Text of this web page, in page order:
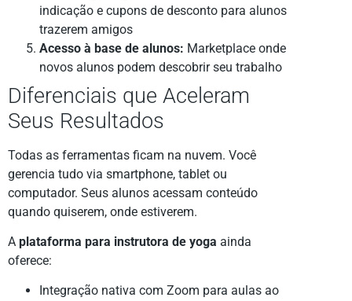
indicação e cupons de desconto para alunos
trazerem amigos
Acesso à base de alunos: Marketplace onde
novos alunos podem descobrir seu trabalho
Diferenciais que Aceleram
Seus Resultados
Todas as ferramentas ficam na nuvem. Você
gerencia tudo via smartphone, tablet ou
computador. Seus alunos acessam conteúdo
quando quiserem, onde estiverem.
A plataforma para instrutora de yoga ainda
oferece:
Integração nativa com Zoom para aulas ao